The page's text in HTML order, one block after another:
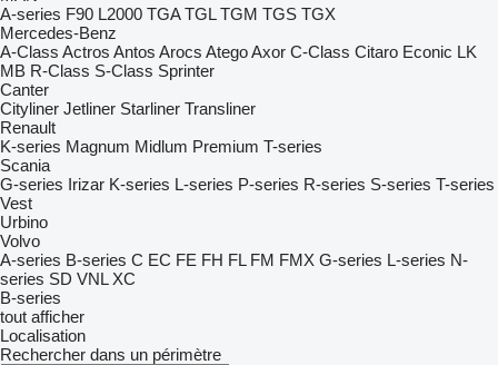
A-series F90 L2000 TGA TGL TGM TGS TGX
Mercedes-Benz
A-Class Actros Antos Arocs AtegoAxor C-Class Citaro Econic LK
MB R-Class S-Class Sprinter
Canter
Cityliner Jetliner Starliner Transliner
Renault
K-series Magnum Midlum Premium T-series
Scania
G-series Irizar K-series L-series P-series R-series S-series T-series
Vest
Urbino
Volvo
A-series B-series C EC FE FH FL FM FMX G-series L-series N-
series SD VNL XC
B-series
tout afficher
Localisation
Rechercher dans un périmètre